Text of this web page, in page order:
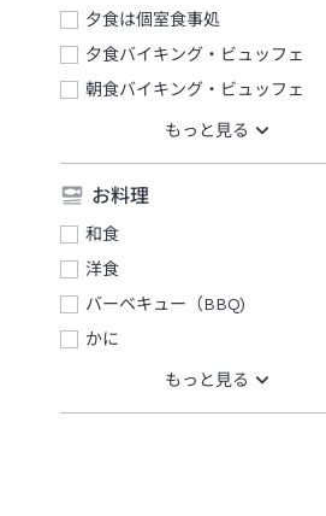
夕食は個室食事処
夕食バイキング・ビュッフェ
朝食バイキング・ビュッフェ
お料理
和食
洋食
バーベキュー（BBQ)
かに